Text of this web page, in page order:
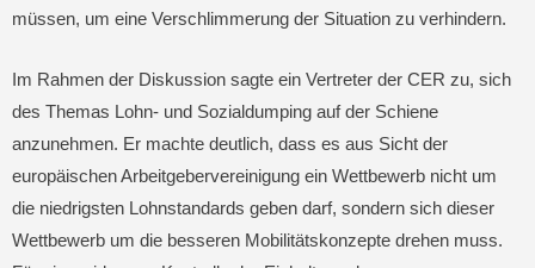
müssen, um eine Verschlimmerung der Situation zu verhindern.
Im Rahmen der Diskussion sagte ein Vertreter der CER zu, sich
des Themas Lohn- und Sozialdumping auf der Schiene
anzunehmen. Er machte deutlich, dass es aus Sicht der
europäischen Arbeitgebervereinigung ein Wettbewerb nicht um
die niedrigsten Lohnstandards geben darf, sondern sich dieser
Wettbewerb um die besseren Mobilitätskonzepte drehen muss.